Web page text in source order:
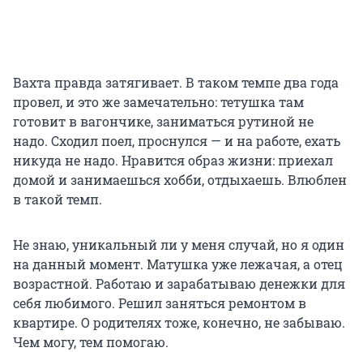
Вахта правда затягивает. В таком темпе два года
провел, и это же замечательно: тетушка там
готовит в вагончике, заниматься рутиной не
надо. Сходил поел, проснулся — и на работе, ехать
никуда не надо. Нравится образ жизни: приехал
домой и занимаешься хобби, отдыхаешь. Влюблен
в такой темп.
Не знаю, уникальный ли у меня случай, но я один
на данный момент. Матушка уже лежачая, а отец
возрастной. Работаю и зарабатываю денежки для
себя любимого. Решил заняться ремонтом в
квартире. О родителях тоже, конечно, не забываю.
Чем могу, тем помогаю.